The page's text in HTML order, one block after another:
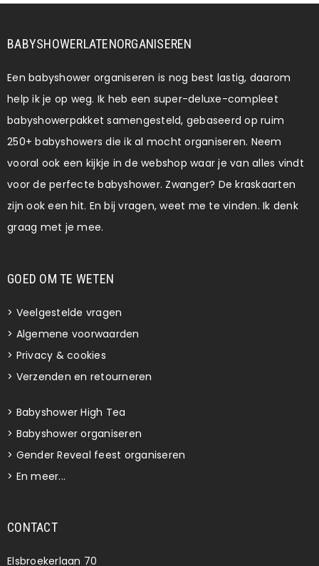
BABYSHOWERLATENORGANISEREN
Een babyshower organiseren is nog best lastig, daarom
help ik je op weg. Ik heb een super-deluxe-compleet
babyshowerpakket samengesteld, gebaseerd op ruim
250+ babyshowers die ik al mocht organiseren. Neem
vooral ook een kijkje in de webshop waar je van alles vindt
voor de perfecte babyshower. Zwanger? De kraskaarten
zijn ook een hit. En bij vragen, weet me te vinden. Ik denk
graag met je mee.
GOED OM TE WETEN
> Veelgestelde vragen
> Algemene voorwaarden
> Privacy & cookies
> Verzenden en retourneren
> Babyshower High Tea
> Babyshower organiseren
> Gender Reveal feest organiseren
> En meer...
CONTACT
Elsbroekerlaan 70